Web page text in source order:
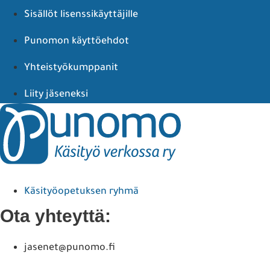
Sisällöt lisenssikäyttäjille
Punomon käyttöehdot
Yhteistyökumppanit
Liity jäseneksi
Käsityöopetuksen ryhmä
Ota yhteyttä:
jasenet@punomo.fi